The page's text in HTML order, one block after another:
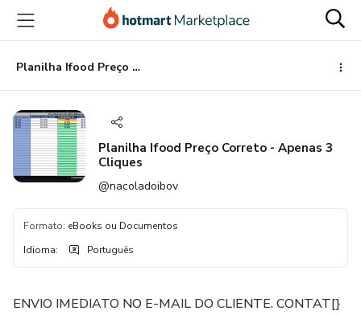
para
conteúdo
principal
para
pagamento
para
rodapé
Planilha Ifood Preço Correto - Apenas 3 Cliques
Planilha Ifood Preço Correto - Apenas 3
Cliques
@nacoladoibov
Formato: eBooks ou Documentos
Idioma: Português
ENVIO IMEDIATO NO E-MAIL DO CLIENTE. CONTAT[}